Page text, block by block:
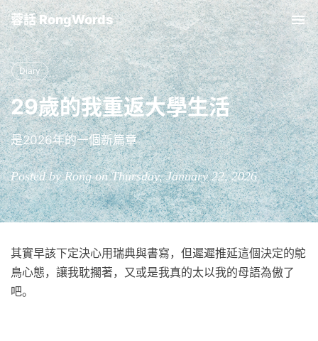
蓉話 RongWords
Diary
29歲的我重返大學生活
是2026年的一個新篇章
Posted by Rong on Thursday, January 22, 2026
其實早該下定決心用瑞典與書寫，但遲遲推延這個決定的鴕
鳥心態，讓我耽擱著，又或是我真的太以我的母語為傲了
吧。